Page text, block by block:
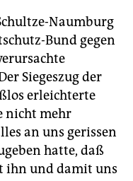
Naumburg
Bund gegen
Siegeszug der
erleichterte
nicht mehr
an uns gerissen
hatte, daß
ihn und damit uns